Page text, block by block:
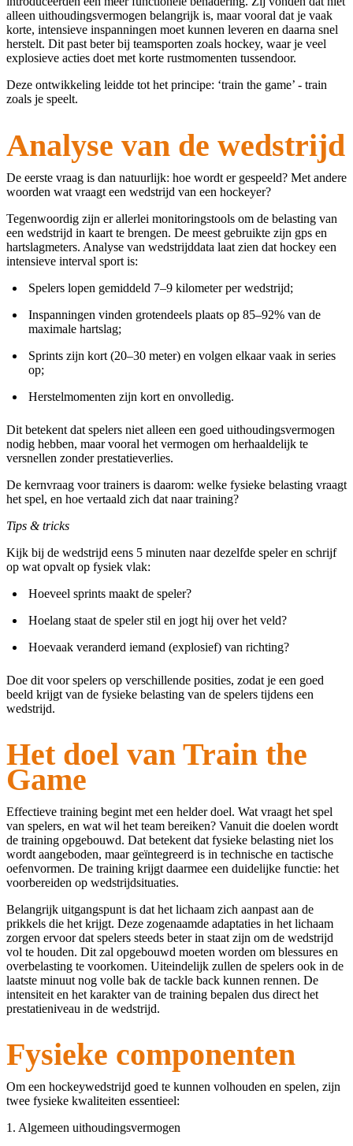
alleen uithoudingsvermogen belangrijk is, maar vooral dat je vaak
korte, intensieve inspanningen moet kunnen leveren en daarna snel
herstelt. Dit past beter bij teamsporten zoals hockey, waar je veel
explosieve acties doet met korte rustmomenten tussendoor.
Deze ontwikkeling leidde tot het principe: ‘train the game’ - train
zoals je speelt.
Analyse van de wedstrijd
De eerste vraag is dan natuurlijk: hoe wordt er gespeeld? Met andere
woorden wat vraagt een wedstrijd van een hockeyer?
Tegenwoordig zijn er allerlei monitoringstools om de belasting van
een wedstrijd in kaart te brengen. De meest gebruikte zijn gps en
hartslagmeters. Analyse van wedstrijddata laat zien dat hockey een
intensieve interval sport is:
Spelers lopen gemiddeld 7–9 kilometer per wedstrijd;
Inspanningen vinden grotendeels plaats op 85–92% van de
maximale hartslag;
Sprints zijn kort (20–30 meter) en volgen elkaar vaak in series
op;
Herstelmomenten zijn kort en onvolledig.
Dit betekent dat spelers niet alleen een goed uithoudingsvermogen
nodig hebben, maar vooral het vermogen om herhaaldelijk te
versnellen zonder prestatieverlies.
De kernvraag voor trainers is daarom: welke fysieke belasting vraagt
het spel, en hoe vertaald zich dat naar training?
Tips & tricks
Kijk bij de wedstrijd eens 5 minuten naar dezelfde speler en schrijf
op wat opvalt op fysiek vlak:
Hoeveel sprints maakt de speler?
Hoelang staat de speler stil en jogt hij over het veld?
Hoevaak veranderd iemand (explosief) van richting?
Doe dit voor spelers op verschillende posities, zodat je een goed
beeld krijgt van de fysieke belasting van de spelers tijdens een
wedstrijd.
Het doel van Train the
Game
Effectieve training begint met een helder doel. Wat vraagt het spel
van spelers, en wat wil het team bereiken? Vanuit die doelen wordt
de training opgebouwd. Dat betekent dat fysieke belasting niet los
wordt aangeboden, maar geïntegreerd is in technische en tactische
oefenvormen. De training krijgt daarmee een duidelijke functie: het
voorbereiden op wedstrijdsituaties.
Belangrijk uitgangspunt is dat het lichaam zich aanpast aan de
prikkels die het krijgt. Deze zogenaamde adaptaties in het lichaam
zorgen ervoor dat spelers steeds beter in staat zijn om de wedstrijd
vol te houden. Dit zal opgebouwd moeten worden om blessures en
overbelasting te voorkomen. Uiteindelijk zullen de spelers ook in de
laatste minuut nog volle bak de tackle back kunnen rennen. De
intensiteit en het karakter van de training bepalen dus direct het
prestatieniveau in de wedstrijd.
Fysieke componenten
Om een hockeywedstrijd goed te kunnen volhouden en spelen, zijn
twee fysieke kwaliteiten essentieel:
1. Algemeen uithoudingsvermogen